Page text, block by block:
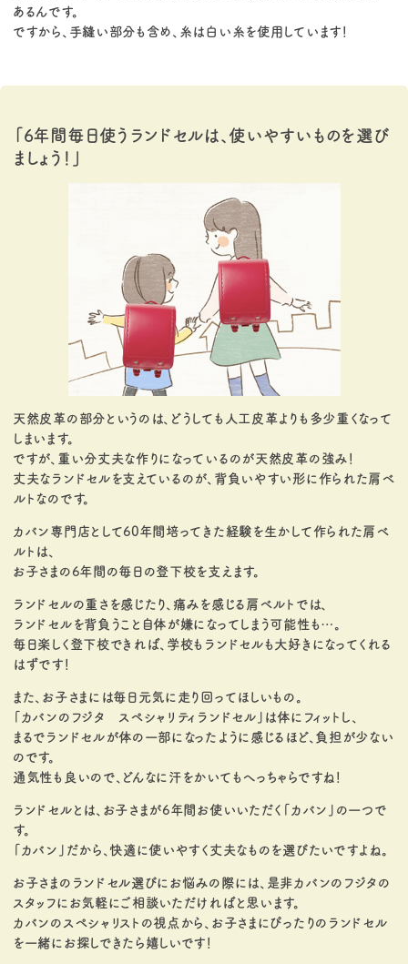
あるんです。
ですから、手縫い部分も含め、糸は白い糸を使用しています！
「6年間毎日使うランドセルは、使いやすいものを選び
ましょう！」
天然皮革の部分というのは、どうしても人工皮革よりも多少重くなって
しまいます。
ですが、重い分丈夫な作りになっているのが天然皮革の強み！
丈夫なランドセルを支えているのが、背負いやすい形に作られた肩ベ
ルトなのです。
カバン専門店として60年間培ってきた経験を生かして作られた肩ベ
ルトは、
お子さまの6年間の毎日の登下校を支えます。
ランドセルの重さを感じたり、痛みを感じる肩ベルトでは、
ランドセルを背負うこと自体が嫌になってしまう可能性も…。
毎日楽しく登下校できれば、学校もランドセルも大好きになってくれる
はずです！
また、お子さまには毎日元気に走り回ってほしいもの。
「カバンのフジタ スペシャリティランドセル」は体にフィットし、
まるでランドセルが体の一部になったように感じるほど、負担が少ない
のです。
通気性も良いので、どんなに汗をかいてもへっちゃらですね！
ランドセルとは、お子さまが6年間お使いいただく「カバン」の一つで
す。
「カバン」だから、快適に使いやすく丈夫なものを選びたいですよね。
お子さまのランドセル選びにお悩みの際には、是非カバンのフジタの
スタッフにお気軽にご相談いただければと思います。
カバンのスペシャリストの視点から、お子さまにぴったりのランドセル
を一緒にお探しできたら嬉しいです！